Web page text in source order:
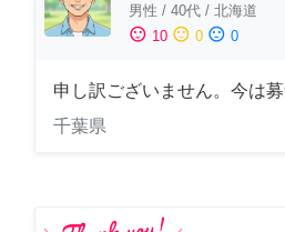
男性 / 40代 / 北海道
sentiment_satisfied 10 sentiment_neutral 0 sentiment_dissatisfied 0
申し訳ございません。今は募
千葉県